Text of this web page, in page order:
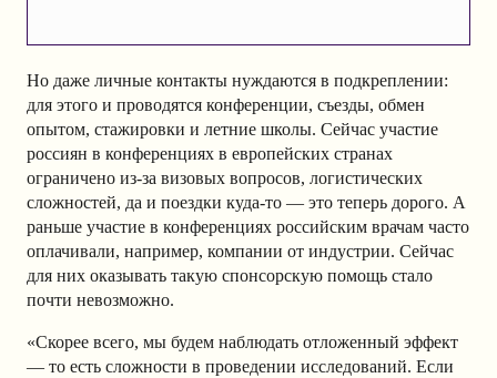
Но даже личные контакты нуждаются в подкреплении:
для этого и проводятся конференции, съезды, обмен
опытом, стажировки и летние школы. Сейчас участие
россиян в конференциях в европейских странах
ограничено из-за визовых вопросов, логистических
сложностей, да и поездки куда-то — это теперь дорого. А
раньше участие в конференциях российским врачам часто
оплачивали, например, компании от индустрии. Сейчас
для них оказывать такую спонсорскую помощь стало
почти невозможно.
«Скорее всего, мы будем наблюдать отложенный эффект
— то есть сложности в проведении исследований. Если